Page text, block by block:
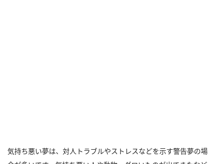
気持ち悪い夢は、対人トラブルやストレスなどを示す警告夢の場